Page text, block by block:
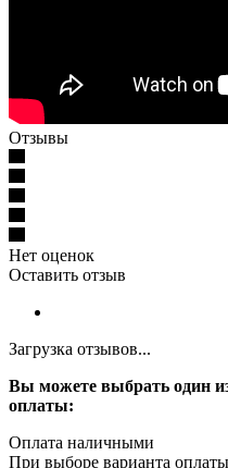
Отзывы
Нет оценок
Оставить отзыв
Загрузка отзывов...
Вы можете выбрать один
оплаты:
Оплата наличными
При выборе варианта